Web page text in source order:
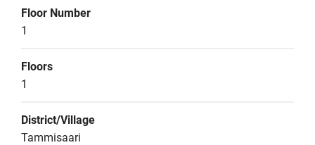
Floor Number
1
Floors
1
District/Village
Tammisaari